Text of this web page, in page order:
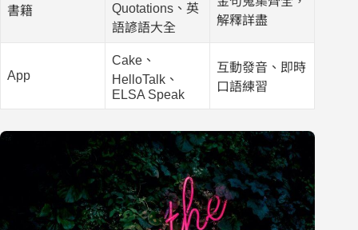
書籍
Quotations、英
語諺語大全
解釋詳盡
App
Cake、
HelloTalk、
ELSA Speak
互動發音、即時
口語練習